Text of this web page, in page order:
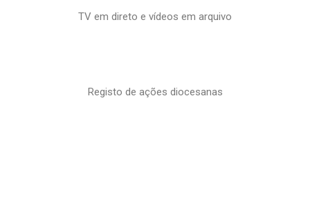
TV em direto e vídeos em arquivo
Registo de ações diocesanas